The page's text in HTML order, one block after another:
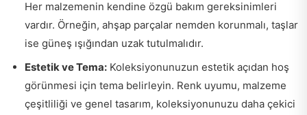
Her malzemenin kendine özgü bakım gereksinimleri
vardır. Örneğin, ahşap parçalar nemden korunmalı, taşlar
ise güneş ışığından uzak tutulmalıdır.
Estetik ve Tema: Koleksiyonunuzun estetik açıdan hoş
görünmesi için tema belirleyin. Renk uyumu, malzeme
çeşitliliği ve genel tasarım, koleksiyonunuzu daha çekici